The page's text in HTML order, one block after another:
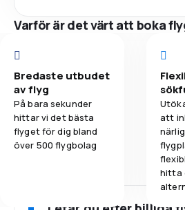
Varför är det värt att boka
Bredaste utbudet
av flyg
På bara sekunder
hittar vi det bästa
flyget för dig bland
över 500 flygbolag
att
hitta